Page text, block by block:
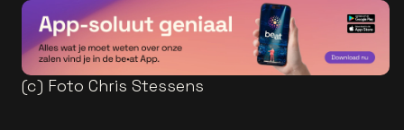
(c) Foto Chris Stessens